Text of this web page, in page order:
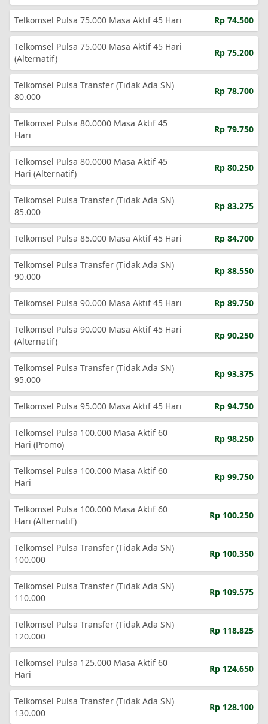
Telkomsel Pulsa 75.000 Masa Aktif 45 Hari Rp 74.500
Telkomsel Pulsa 75.000 Masa Aktif 45 Hari
(Alternatif)
Rp 75.200
Telkomsel Pulsa Transfer (Tidak Ada SN)
80.000
Rp 78.700
Telkomsel Pulsa 80.0000 Masa Aktif 45
Hari
Rp 79.750
Telkomsel Pulsa 80.0000 Masa Aktif 45
Hari (Alternatif)
Rp 80.250
Telkomsel Pulsa Transfer (Tidak Ada SN)
85.000
Rp 83.275
Telkomsel Pulsa 85.000 Masa Aktif 45 Hari Rp 84.700
Telkomsel Pulsa Transfer (Tidak Ada SN)
90.000
Rp 88.550
Telkomsel Pulsa 90.000 Masa Aktif 45 Hari Rp 89.750
Telkomsel Pulsa 90.000 Masa Aktif 45 Hari
(Alternatif)
Rp 90.250
Telkomsel Pulsa Transfer (Tidak Ada SN)
95.000
Rp 93.375
Telkomsel Pulsa 95.000 Masa Aktif 45 Hari Rp 94.750
Telkomsel Pulsa 100.000 Masa Aktif 60
Hari (Promo)
Rp 98.250
Telkomsel Pulsa 100.000 Masa Aktif 60
Hari
Rp 99.750
Telkomsel Pulsa 100.000 Masa Aktif 60
Hari (Alternatif)
Rp 100.250
Telkomsel Pulsa Transfer (Tidak Ada SN)
100.000
Rp 100.350
Telkomsel Pulsa Transfer (Tidak Ada SN)
110.000
Rp 109.575
Telkomsel Pulsa Transfer (Tidak Ada SN)
120.000
Rp 118.825
Telkomsel Pulsa 125.000 Masa Aktif 60
Hari
Rp 124.650
Telkomsel Pulsa Transfer (Tidak Ada SN)
130.000
Rp 128.100